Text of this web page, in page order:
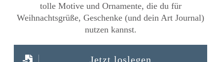
tolle Motive und Ornamente, die du für
Weihnachtsgrüße, Geschenke (und dein Art Journal)
nutzen kannst.
Jetzt loslegen